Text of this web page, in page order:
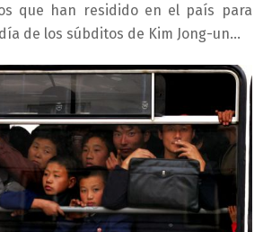
que han residido en el país para
de los súbditos de Kim Jong-un…